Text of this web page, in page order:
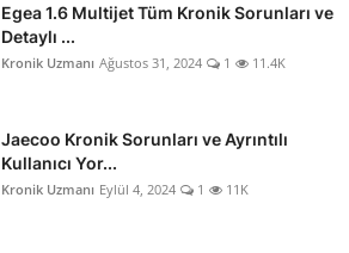
Egea 1.6 Multijet Tüm Kronik Sorunları ve
Detaylı ...
Kronik Uzmanı Ağustos 31, 2024 1 11.4K
Jaecoo Kronik Sorunları ve Ayrıntılı
Kullanıcı Yor...
Kronik Uzmanı Eylül 4, 2024 1 11K